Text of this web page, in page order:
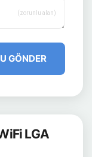
(zorunlu alan)
GÖNDER
LGA